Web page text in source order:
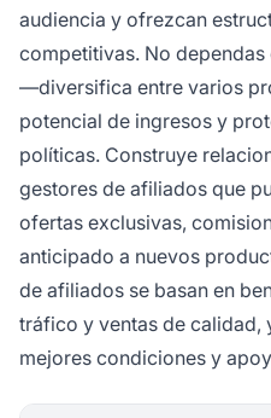
audiencia y ofrezcan
competitivas. No
—diversifica entre varios
potencial de ingresos y
políticas. Construye
gestores de afiliados que
ofertas exclusivas,
anticipado a nuevos
de afiliados se basan en
tráfico y ventas de calidad,
mejores condiciones y